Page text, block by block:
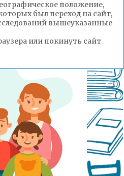
положение,
был переход на сайт,
вышеуказанные
или покинуть сайт.